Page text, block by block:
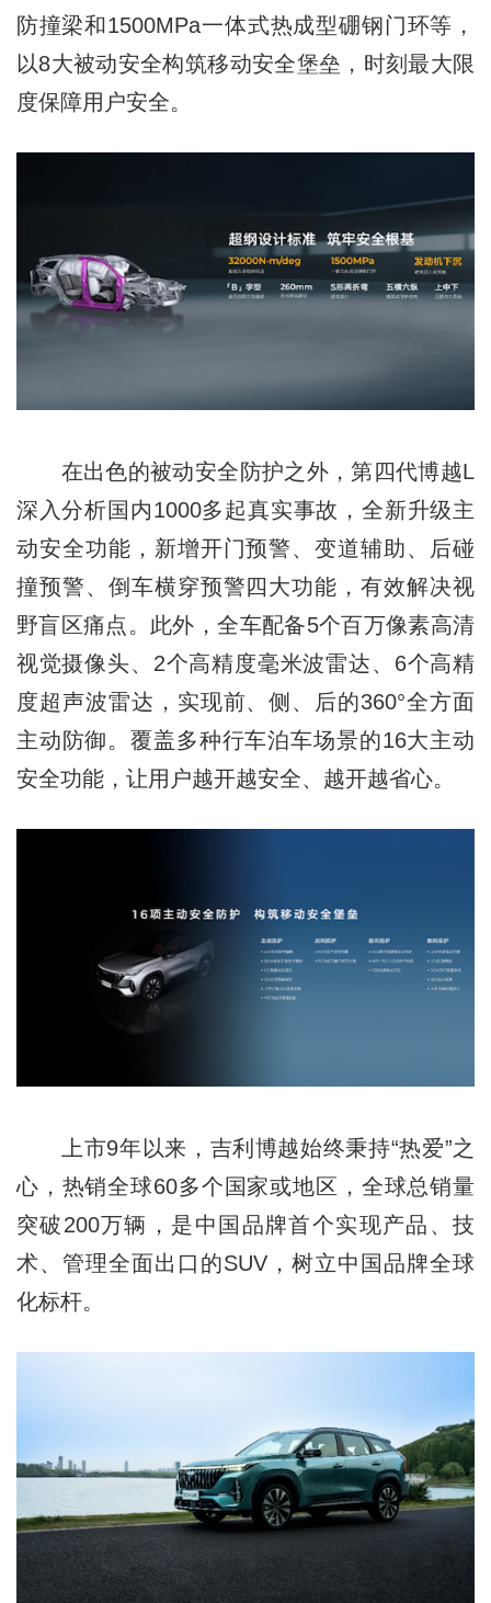
防撞梁和1500MPa一体式热成型硼钢门环等，
以8大被动安全构筑移动安全堡垒，时刻最大限
度保障用户安全。
在出色的被动安全防护之外，第四代博越L
深入分析国内1000多起真实事故，全新升级主
动安全功能，新增开门预警、变道辅助、后碰
撞预警、倒车横穿预警四大功能，有效解决视
野盲区痛点。此外，全车配备5个百万像素高清
视觉摄像头、2个高精度毫米波雷达、6个高精
度超声波雷达，实现前、侧、后的360°全方面
主动防御。覆盖多种行车泊车场景的16大主动
安全功能，让用户越开越安全、越开越省心。
上市9年以来，吉利博越始终秉持“热爱”之
心，热销全球60多个国家或地区，全球总销量
突破200万辆，是中国品牌首个实现产品、技
术、管理全面出口的SUV，树立中国品牌全球
化标杆。